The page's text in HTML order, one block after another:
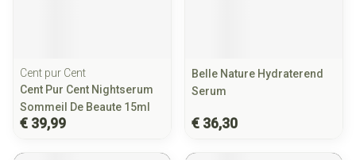
Cent pur Cent
Cent Pur Cent Nightserum
Sommeil De Beaute 15ml
€ 39,99
Belle Nature Hydraterend
Serum
€ 36,30